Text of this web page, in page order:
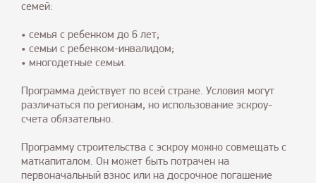
семей:
• семья с ребенком до 6 лет;
• семьи с ребенком-инвалидом;
• многодетные семьи.
Программа действует по всей стране. Условия могут
различаться по регионам, но использование эскроу-
счета обязательно.
Программу строительства с эскроу можно совмещать с
маткапиталом. Он может быть потрачен на
первоначальный взнос или на досрочное погашение